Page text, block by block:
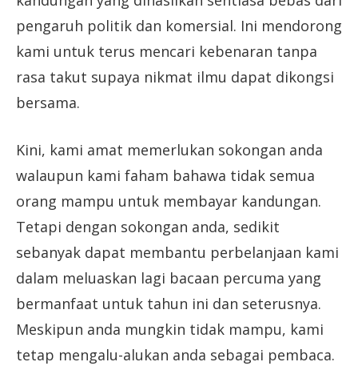
pengaruh politik dan komersial. Ini mendorong
kami untuk terus mencari kebenaran tanpa
rasa takut supaya nikmat ilmu dapat dikongsi
bersama.
Kini, kami amat memerlukan sokongan anda
walaupun kami faham bahawa tidak semua
orang mampu untuk membayar kandungan.
Tetapi dengan sokongan anda, sedikit
sebanyak dapat membantu perbelanjaan kami
dalam meluaskan lagi bacaan percuma yang
bermanfaat untuk tahun ini dan seterusnya.
Meskipun anda mungkin tidak mampu, kami
tetap mengalu-alukan anda sebagai pembaca.